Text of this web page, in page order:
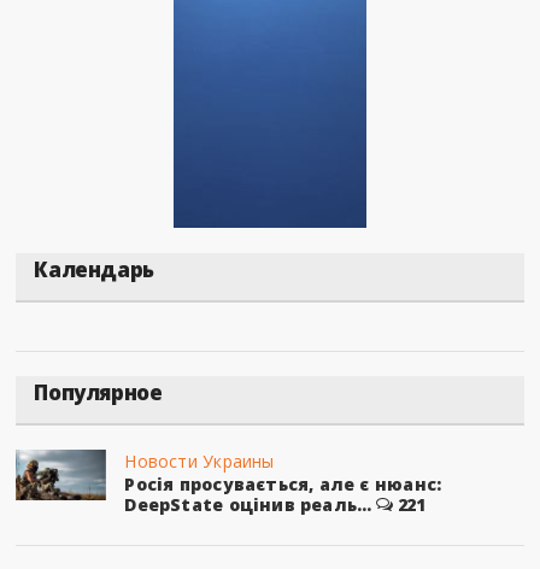
Календарь
Популярное
Новости Украины
Росія просувається, але є нюанс:
DeepState оцінив реаль...
221